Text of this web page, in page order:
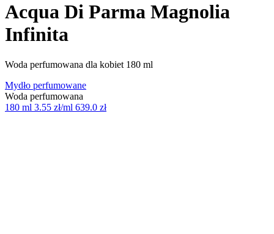
Acqua Di Parma Magnolia
Infinita
Woda perfumowana dla kobiet 180 ml
Mydło perfumowane
Woda perfumowana
180 ml 3.55 zł/ml 639.0 zł